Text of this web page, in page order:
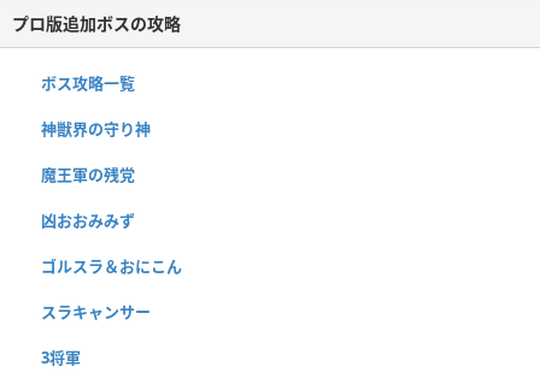
プロ版追加ボスの攻略
ボス攻略一覧
神獣界の守り神
魔王軍の残党
凶おおみみず
ゴルスラ＆おにこん
スラキャンサー
3将軍